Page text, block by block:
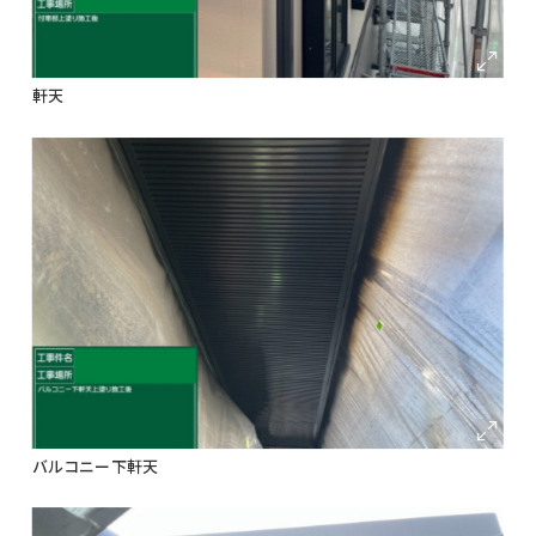
軒天
バルコニー下軒天